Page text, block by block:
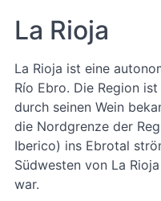
La Rioja
La Rioja ist eine
Río Ebro. Die Region
durch seinen Wein
die Nordgrenze der
Iberico) ins Ebrotal
Südwesten von La
war.